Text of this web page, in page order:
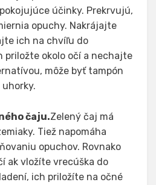
účinky. Prekrvujú,
opuchy. Nakrájajte
ich na chvíľu do
priložte okolo očí a nechajte
môže byť tampón
čaju.Zelený čaj má
Tiež napomáha
opuchov. Rovnako
ak vložíte vrecúška do
ich priložíte na očné